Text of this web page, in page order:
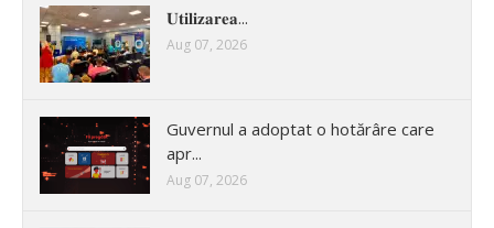
𝐔𝐭𝐢𝐥𝐢𝐳𝐚𝐫𝐞𝐚...
Aug 07, 2026
Guvernul a adoptat o hotărâre care
apr...
Aug 07, 2026